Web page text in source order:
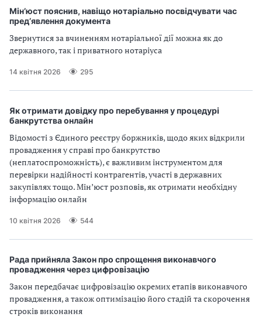
Мін’юст пояснив, навіщо нотаріально посвідчувати час
пред’явлення документа
Звернутися за вчиненням нотаріальної дії можна як до
державного, так і приватного нотаріуса
14 квітня 2026 295
Як отримати довідку про перебування у процедурі
банкрутства онлайн
Відомості з Єдиного реєстру боржників, щодо яких відкрили
провадження у справі про банкрутство
(неплатоспроможність), є важливим інструментом для
перевірки надійності контрагентів, участі в державних
закупівлях тощо. Мін’юст розповів, як отримати необхідну
інформацію онлайн
10 квітня 2026 544
Рада прийняла Закон про спрощення виконавчого
провадження через цифровізацію
Закон передбачає цифровізацію окремих етапів виконавчого
провадження, а також оптимізацію його стадій та скорочення
строків виконання